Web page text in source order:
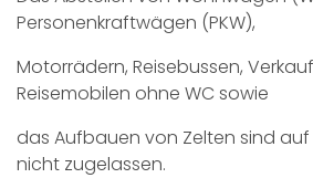
Personenkraftwägen (PKW),
Motorrädern, Reisebussen,
Reisemobilen ohne WC sowie
das Aufbauen von Zelten sind
nicht zugelassen.